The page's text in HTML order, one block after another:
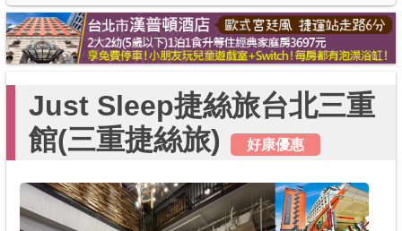
Just Sleep捷絲旅台北三重
館(三重捷絲旅)
好康優惠